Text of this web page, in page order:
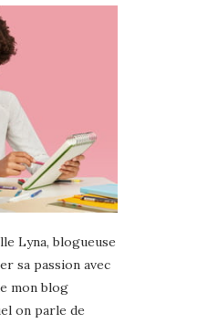
Lyna, blogueuse
sa passion avec
mon blog
on parle de